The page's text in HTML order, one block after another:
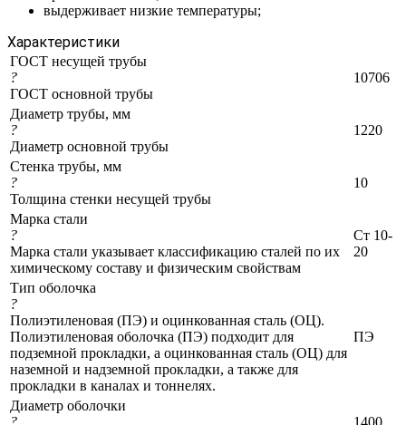
выдерживает низкие температуры;
Характеристики
ГОСТ несущей трубы
?
ГОСТ основной трубы
10706
Диаметр трубы, мм
?
Диаметр основной трубы
1220
Стенка трубы, мм
?
Толщина стенки несущей трубы
10
Марка стали
?
Марка стали указывает классификацию сталей по их
химическому составу и физическим свойствам
Ст 10-
20
Тип оболочка
?
Полиэтиленовая (ПЭ) и оцинкованная сталь (ОЦ).
Полиэтиленовая оболочка (ПЭ) подходит для
подземной прокладки, а оцинкованная сталь (ОЦ) для
наземной и надземной прокладки, а также для
прокладки в каналах и тоннелях.
ПЭ
Диаметр оболочки